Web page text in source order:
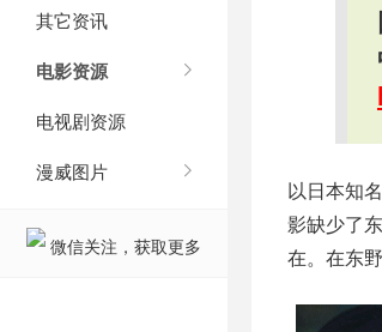
其它资讯
电影资源
电视剧资源
漫威图片
微信关注，获取更多
以日本知
影缺少了
在。在东